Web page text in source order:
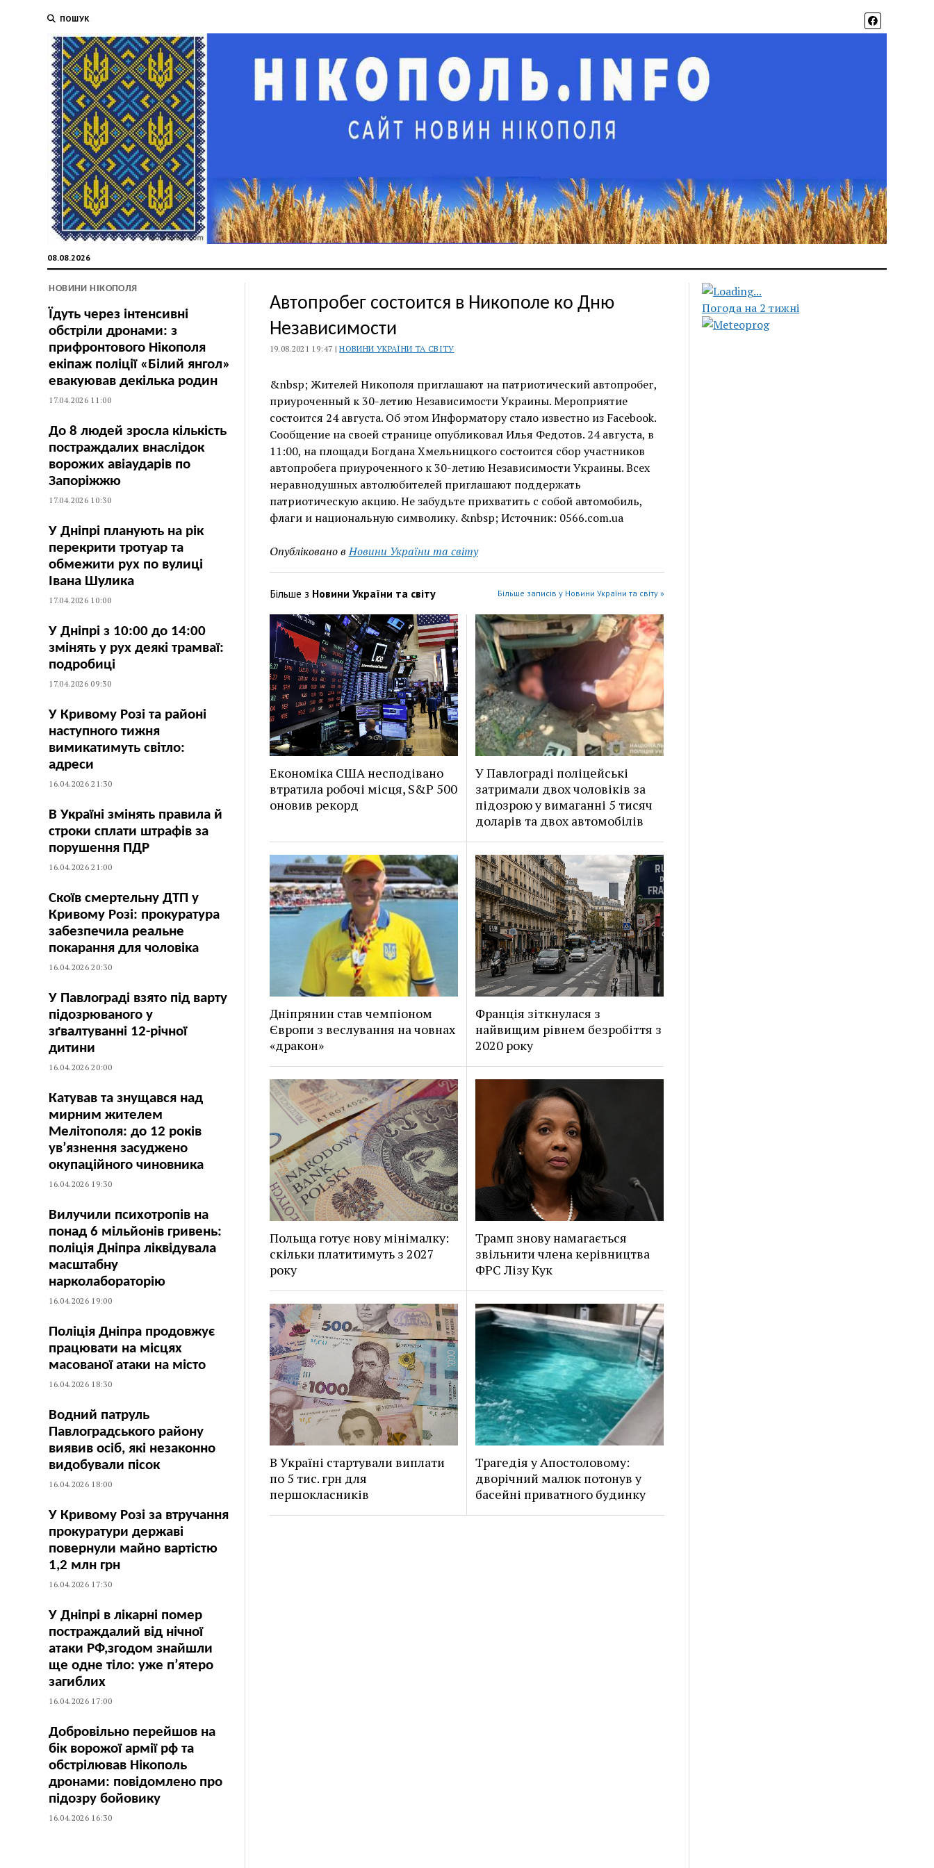
ПОШУК
08.08.2026
НОВИНИ НІКОПОЛЯ
Їдуть через інтенсивні
обстріли дронами: з
прифронтового Нікополя
екіпаж поліції «Білий янгол»
евакуював декілька родин
17.04.2026 11:00
До 8 людей зросла кількість
постраждалих внаслідок
ворожих авіаударів по
Запоріжжю
17.04.2026 10:30
У Дніпрі планують на рік
перекрити тротуар та
обмежити рух по вулиці
Івана Шулика
17.04.2026 10:00
У Дніпрі з 10:00 до 14:00
змінять у рух деякі трамваї:
подробиці
17.04.2026 09:30
У Кривому Розі та районі
наступного тижня
вимикатимуть світло:
адреси
16.04.2026 21:30
В Україні змінять правила й
строки сплати штрафів за
порушення ПДР
16.04.2026 21:00
Скоїв смертельну ДТП у
Кривому Розі: прокуратура
забезпечила реальне
покарання для чоловіка
16.04.2026 20:30
У Павлограді взято під варту
підозрюваного у
зґвалтуванні 12-річної
дитини
16.04.2026 20:00
Катував та знущався над
мирним жителем
Мелітополя: до 12 років
ув’язнення засуджено
окупаційного чиновника
16.04.2026 19:30
Вилучили психотропів на
понад 6 мільйонів гривень:
поліція Дніпра ліквідувала
масштабну
нарколабораторію
16.04.2026 19:00
Поліція Дніпра продовжує
працювати на місцях
масованої атаки на місто
16.04.2026 18:30
Водний патруль
Павлоградського району
виявив осіб, які незаконно
видобували пісок
16.04.2026 18:00
У Кривому Розі за втручання
прокуратури державі
повернули майно вартістю
1,2 млн грн
16.04.2026 17:30
У Дніпрі в лікарні помер
постраждалий від нічної
атаки РФ,згодом знайшли
ще одне тіло: уже п’ятеро
загиблих
16.04.2026 17:00
Добровільно перейшов на
бік ворожої армії рф та
обстрілював Нікополь
дронами: повідомлено про
підозру бойовику
16.04.2026 16:30
Автопробег состоится в Никополе ко Дню
Независимости
19.08.2021 19:47 |НОВИНИ УКРАЇНИ ТА СВІТУ
&nbsp; Жителей Никополя приглашают на патриотический автопробег,
приуроченный к 30-летию Независимости Украины. Мероприятие
состоится 24 августа. Об этом Информатору стало известно из Facebook.
Сообщение на своей странице опубликовал Илья Федотов. 24 августа, в
11:00, на площади Богдана Хмельницкого состоится сбор участников
автопробега приуроченного к 30-летию Независимости Украины. Всех
неравнодушных автолюбителей приглашают поддержать
патриотическую акцию. Не забудьте прихватить с собой автомобиль,
флаги и национальную символику. &nbsp; Источник: 0566.com.ua
Опубліковано в Новини України та світу
Більше з Новини України та світу Більше записів у Новини України та світу »
Економіка США несподівано
втратила робочі місця, S&P 500
оновив рекорд
У Павлограді поліцейські
затримали двох чоловіків за
підозрою у вимаганні 5 тисяч
доларів та двох автомобілів
Дніпрянин став чемпіоном
Європи з веслування на човнах
«дракон»
Франція зіткнулася з
найвищим рівнем безробіття з
2020 року
Польща готує нову мінімалку:
скільки платитимуть з 2027
року
Трамп знову намагається
звільнити члена керівництва
ФРС Лізу Кук
В Україні стартували виплати
по 5 тис. грн для
першокласників
Трагедія у Апостоловому:
дворічний малюк потонув у
басейні приватного будинку
Погода на 2 тижні